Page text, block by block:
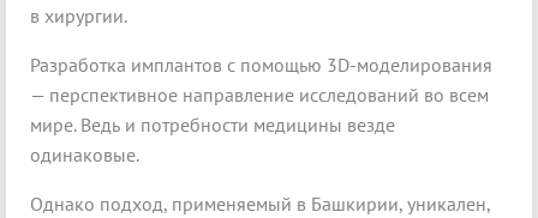
в хирургии.
Разработка имплантов с помощью 3D-моделирования
— перспективное направление исследований во всем
мире. Ведь и потребности медицины везде
одинаковые.
Однако подход, применяемый в Башкирии, уникален,